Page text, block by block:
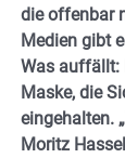
die offenbar
Medien gibt
Was auffällt:
Maske, die
eingehalten.
Moritz